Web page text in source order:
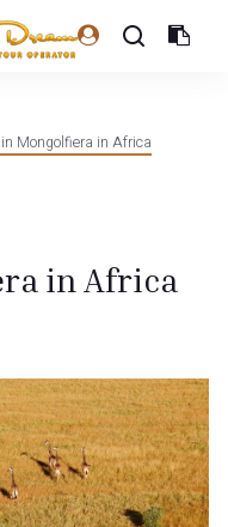
Mongolfiera in Africa
in Africa